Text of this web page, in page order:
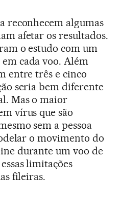
reconhecem algumas
afetar os resultados.
o estudo com um
cada voo. Além
entre três e cinco
seria bem diferente
Mas o maior
vírus que são
sem a pessoa
o movimento do
durante um voo de
limitações
fileiras.